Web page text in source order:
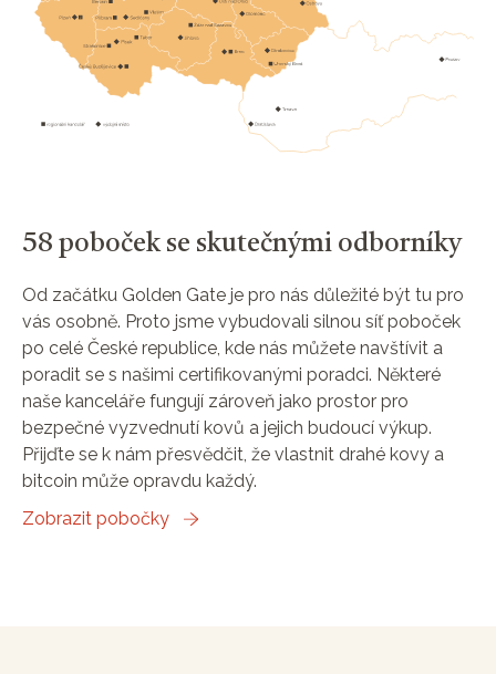
58 poboček se skutečnými odborníky
Od začátku Golden Gate je pro nás důležité být tu pro
vás osobně. Proto jsme vybudovali silnou síť poboček
po celé České republice, kde nás můžete navštívit a
poradit se s našimi certifikovanými poradci. Některé
naše kanceláře fungují zároveň jako prostor pro
bezpečné vyzvednutí kovů a jejich budoucí výkup.
Přijďte se k nám přesvědčit, že vlastnit drahé kovy a
bitcoin může opravdu každý.
Zobrazit pobočky